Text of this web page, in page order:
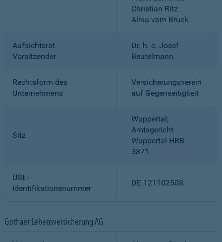
Christian Ritz
Alina vom Bruck
Aufsichtsrat-
Vorsitzender
Dr. h. c. Josef
Beutelmann
Rechtsform des
Unternehmens
Versicherungsverein
auf Gegenseitigkeit
Sitz
Wuppertal;
Amtsgericht
Wuppertal HRB
3871
USt.-
Identifikationsnummer
DE 121102508
Gothaer Lebensversicherung AG